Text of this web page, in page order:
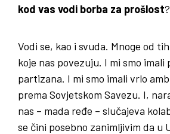
kod vas vodi borba za prošlost?
Vodi se, kao i svuda. Mnoge od
koje nas povezuju. I mi smo imali
partizana. I mi smo imali vrlo
prema Sovjetskom Savezu. I,
nas – mada ređe – slučajeva
se čini posebno zanimljivim da u